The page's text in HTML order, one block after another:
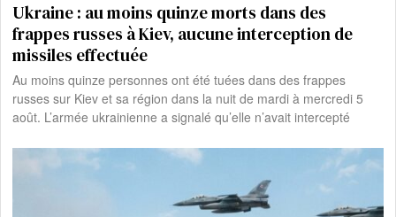
Ukraine : au moins quinze morts dans des
frappes russes à Kiev, aucune interception de
missiles effectuée
Au moins quinze personnes ont été tuées dans des frappes
russes sur Kiev et sa région dans la nuit de mardi à mercredi 5
août. L’armée ukrainienne a signalé qu’elle n’avait intercepté